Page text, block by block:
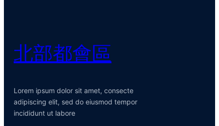
北部都會區
Lorem ipsum dolor sit amet, consecte
adipiscing elit, sed do eiusmod tempor
incididunt ut labore